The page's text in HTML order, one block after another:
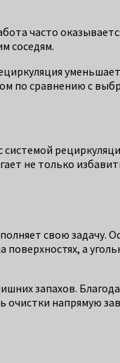
часто
соседям.
по сравнению с
не только
свою задачу.
а
запахов.
напрямую